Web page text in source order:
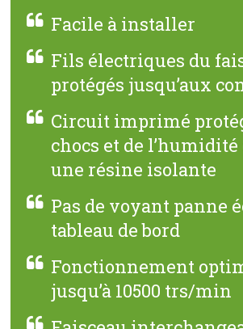
Facile à installer
Fils électriques du
protégés jusqu’aux
Circuit imprimé
chocs et de l’humidité
une résine isolante
Pas de voyant panne
tableau de bord
Fonctionnement
jusqu’à 10500 trs/min